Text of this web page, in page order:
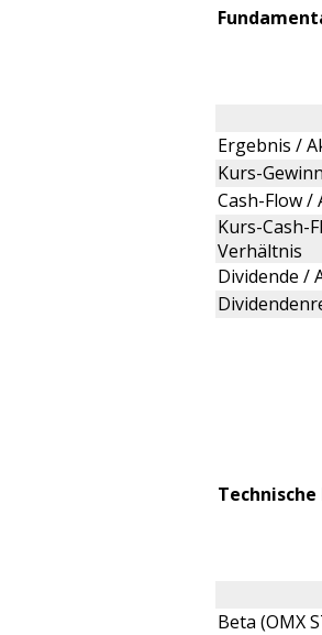
Ergebnis /
Kurs-
Cash-Flow /
Kurs-Cash-
Verhältnis
Dividende /
Beta (OMX